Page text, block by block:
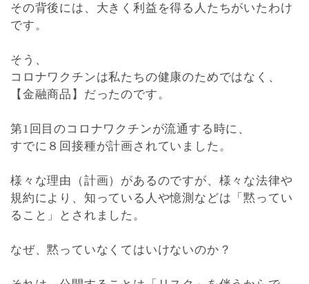
その背後には、大きく利益を得る人たちがいたわけ
です。
そう、
コロナワクチンは私たちの健康のためではなく、
【金融商品】だったのです。
第1回目のコロナワクチンが流通する時に、
すでに８回接種が計画されていました。
様々な理由（計画）があるのですが、様々な法律や
規約により、知っている人や憶測などは「黙ってい
ること」とされました。
なぜ、黙っていなくてはいけないのか？